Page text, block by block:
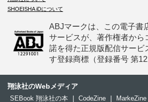
SHOEISHA iDについて
ABJマークは、この電子書
サービスが、著作権者から
諾を得た正規版配信サービ
す登録商標（登録番号 第
翔泳社のWebメディア
SEBook 翔泳社の本 CodeZine MarkeZine